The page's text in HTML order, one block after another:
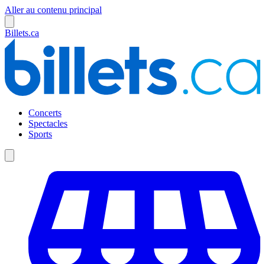
Aller au contenu principal
Billets.ca
Concerts
Spectacles
Sports